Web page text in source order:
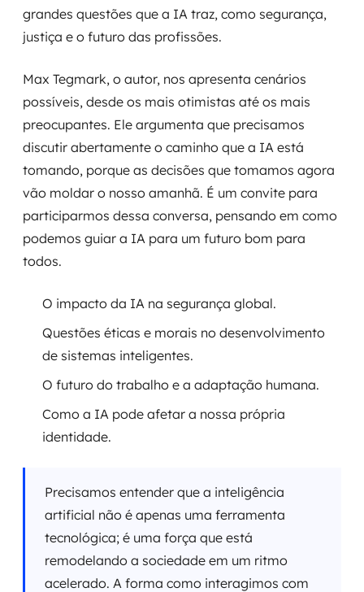
grandes questões que a IA traz, como segurança,
justiça e o futuro das profissões.
Max Tegmark, o autor, nos apresenta cenários
possíveis, desde os mais otimistas até os mais
preocupantes. Ele argumenta que precisamos
discutir abertamente o caminho que a IA está
tomando, porque as decisões que tomamos agora
vão moldar o nosso amanhã. É um convite para
participarmos dessa conversa, pensando em como
podemos guiar a IA para um futuro bom para
todos.
O impacto da IA na segurança global.
Questões éticas e morais no desenvolvimento
de sistemas inteligentes.
O futuro do trabalho e a adaptação humana.
Como a IA pode afetar a nossa própria
identidade.
Precisamos entender que a inteligência
artificial não é apenas uma ferramenta
tecnológica; é uma força que está
remodelando a sociedade em um ritmo
acelerado. A forma como interagimos com